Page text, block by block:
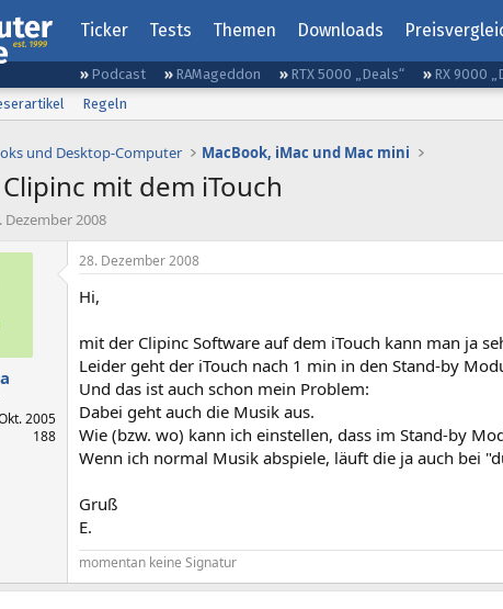
Ticker Tests Themen Downloads
Podcast RAMageddon RTX 5000 „Deals“ RX 9000
Regeln
und Desktop-Computer MacBook, iMac und Mac mini
mit dem iTouch
Dezember 2008
2005
188
28. Dezember 2008
Hi,
mit der Clipinc Software auf dem iTouch kann man ja
Leider geht der iTouch nach 1 min in den Stand-by
Und das ist auch schon mein Problem:
Dabei geht auch die Musik aus.
Wie (bzw. wo) kann ich einstellen, dass im Stand-by
Wenn ich normal Musik abspiele, läuft die ja auch bei
Gruß
E.
momentan keine Signatur